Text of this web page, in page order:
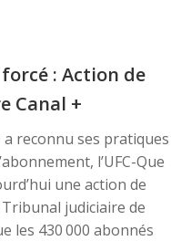
: Action de
Canal +
a reconnu ses pratiques
l’UFC-Que
une action de
judiciaire de
les 430 000 abonnés